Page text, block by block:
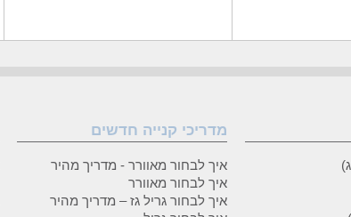
מדריכי קנייה חדשים
איך לבחור מאוורר - מדריך מהיר
איך לבחור מאוורר
איך לבחור גריל גז – מדריך מהיר